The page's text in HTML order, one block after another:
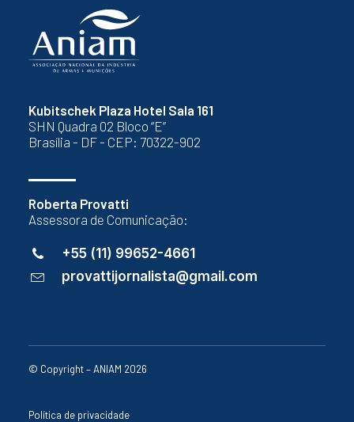
Kubitschek Plaza Hotel Sala 161
SHN Quadra 02 Bloco “E”
Brasília - DF - CEP: 70322-902
Roberta Provatti
Assessora de Comunicação:
+55 (11) 99652-4661
provattijornalista@gmail.com
© Copyright – ANIAM 2026
Política de privacidade